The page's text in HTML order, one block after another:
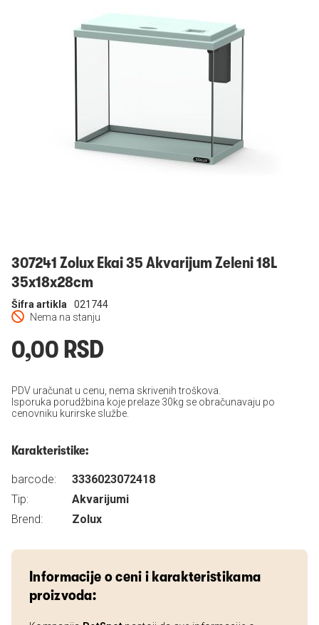
307241 Zolux Ekai 35 Akvarijum Zeleni 18L
35x18x28cm
Nema na stanju
Šifra artikla 021744
0,00 RSD
PDV uračunat u cenu, nema skrivenih troškova.
Isporuka porudžbina koje prelaze 30kg se obračunavaju po
cenovniku kurirske službe.
Karakteristike:
barcode:
3336023072418
Tip:
Akvarijumi
Brend:
Zolux
Informacije o ceni i karakteristikama
proizvoda: